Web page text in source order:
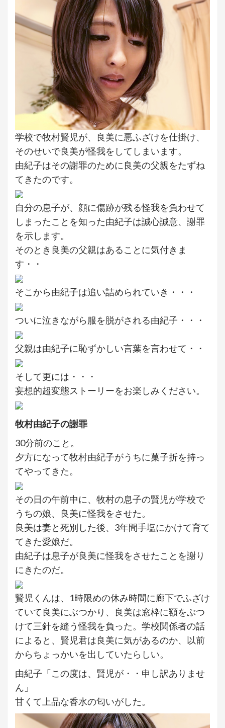
学校で牧村賢児が、良美に悪ふざけを仕掛け、
そのせいで良美が怪我をしてしまいます。
由紀子はその謝罪のために良美の父親をたずね
てきたのです。
自分の息子が、顔に傷跡が残る怪我を負わせて
しまったことを知った由紀子は誠心誠意、謝罪
を示します。
そのとき良美の父親はあることに気付きま
す・・
そこから由紀子は追い詰められていき・・・
ついに泣きながら服を脱がされる由紀子・・・
父親は由紀子に恥ずかしい言葉を言わせて・・
そして更には・・・
妄想的超変態ストーリーをお楽しみください。
牧村由紀子の謝罪
30分前のこと。
夕方になって牧村由紀子がうちに菓子折を持っ
てやってきた。
その日の午前中に、牧村の息子の賢児が学校で
うちの娘、良美に怪我をさせた。
良美は妻と死別した後、3年間手塩にかけて育て
てきた愛娘だ。
由紀子は息子が良美に怪我をさせたことを謝り
にきたのだ。
賢児くんは、1時限めの休み時間に廊下でふざけ
ていて良美にぶつかり、良美は窓枠に額をぶつ
けて三針を縫う怪我を負った。学校関係者の話
によると、賢児君は良美に気があるのか、以前
からちょっかいを出していたらしい。
由紀子「この度は、賢児が・・申し訳ありませ
ん」
甘くて上品な香水の匂いがした。